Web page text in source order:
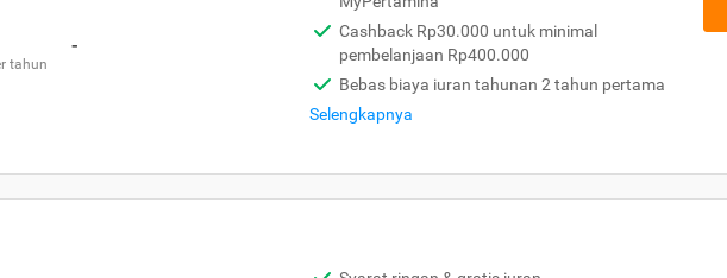
tahun
-
Cashback Rp30.000 untuk minimal
pembelanjaan Rp400.000
Bebas biaya iuran tahunan 2 tahun pertama
Selengkapnya